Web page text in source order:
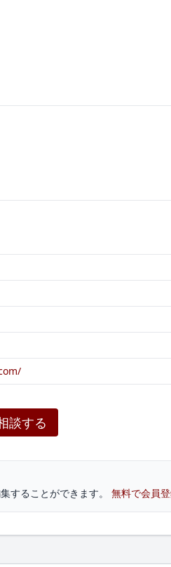
談する
することができます。 無料で会員